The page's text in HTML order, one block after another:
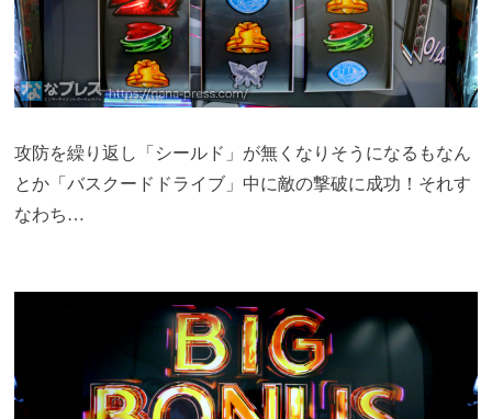
攻防を繰り返し「シールド」が無くなりそうになるもなん
とか「バスクードドライブ」中に敵の撃破に成功！それす
なわち…